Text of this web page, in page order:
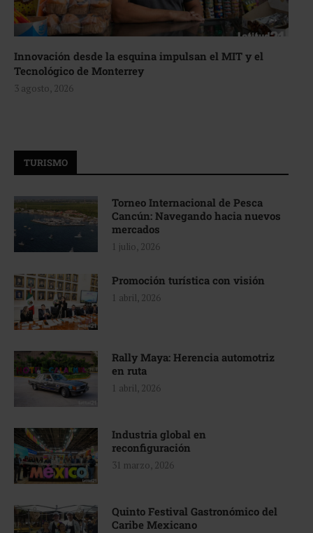
Innovación desde la esquina impulsan el MIT y el
Tecnológico de Monterrey
3 agosto, 2026
TURISMO
Torneo Internacional de Pesca
Cancún: Navegando hacia nuevos
mercados
1 julio, 2026
Promoción turística con visión
1 abril, 2026
Rally Maya: Herencia automotriz
en ruta
1 abril, 2026
Industria global en
reconfiguración
31 marzo, 2026
Quinto Festival Gastronómico del
Caribe Mexicano